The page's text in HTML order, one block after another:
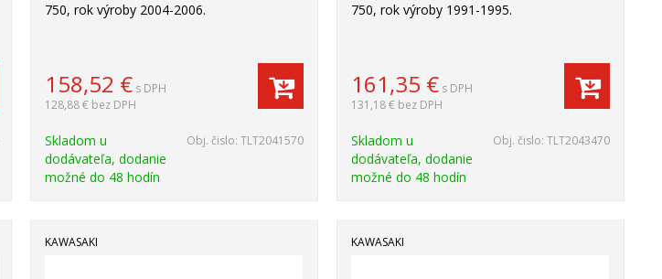
750, rok výroby 2004-2006.
158,52 € s DPH
128,88 € bez DPH
Skladom u
dodávateľa, dodanie
možné do 48 hodín
Obj. čislo:TLT2041570
750, rok výroby 1991-1995.
161,35 € s DPH
131,18 € bez DPH
Skladom u
dodávateľa, dodanie
možné do 48 hodín
Obj. čislo: TLT2043470
KAWASAKI KAWASAKI